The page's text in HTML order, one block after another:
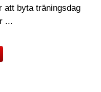
att byta träningsdag
...